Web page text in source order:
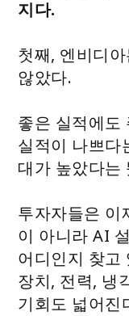
지다.
첫째, 엔비디
않았다.
좋은 실적에도
실적이 나쁘다
대가 높았다는
투자자들은 이
이 아니라 AI
어디인지 찾고
장치, 전력, 냉
기회도 넓어진